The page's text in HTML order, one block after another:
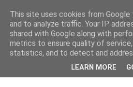
Inspirujte se tím, co píší posluchači
This site uses cookies from
and to analyze traffic. Your IP
shared with Google along with
metrics to ensure quality of
statistics, and to detect and
LEARN MORE